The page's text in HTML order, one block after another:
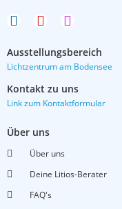
F
c
e
b
o
o
Y
u
t
u
b
e
I
s
t
a
g
r
Ausstellungsbereich
Lichtzentrum am Bodensee
Kontakt zu uns
Link zum Kontaktformular
Über uns
Über uns
Deine Litios-Berater
FAQ's